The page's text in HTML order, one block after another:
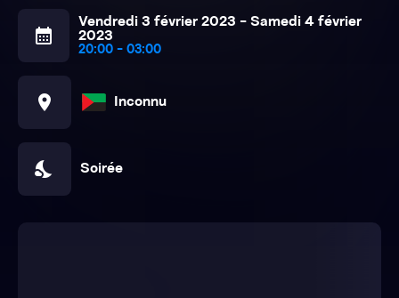
calendar_month
Vendredi 3 février 2023 - Samedi 4 février
2023
20:00 - 03:00
location_on Inconnu
nights_stay Soirée